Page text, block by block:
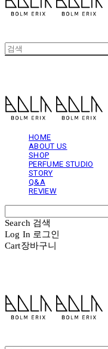
HOME
ABOUT US
SHOP
PERFUME STUDIO
STORY
Q&A
REVIEW
Search 검색
Log In 로그인
Cart장바구니